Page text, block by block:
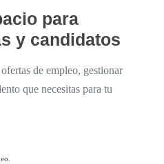
para
y candidatos
de empleo, gestionar
que necesitas para tu